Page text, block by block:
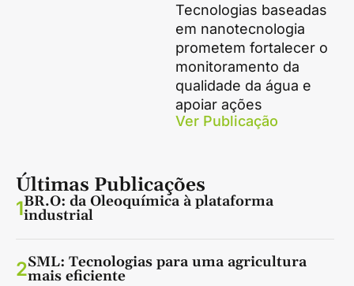
Tecnologias baseadas
em nanotecnologia
prometem fortalecer o
monitoramento da
qualidade da água e
apoiar ações
Ver Publicação
Últimas Publicações
1BR.O: da Oleoquímica à plataforma
industrial
2SML: Tecnologias para uma agricultura
mais eficiente